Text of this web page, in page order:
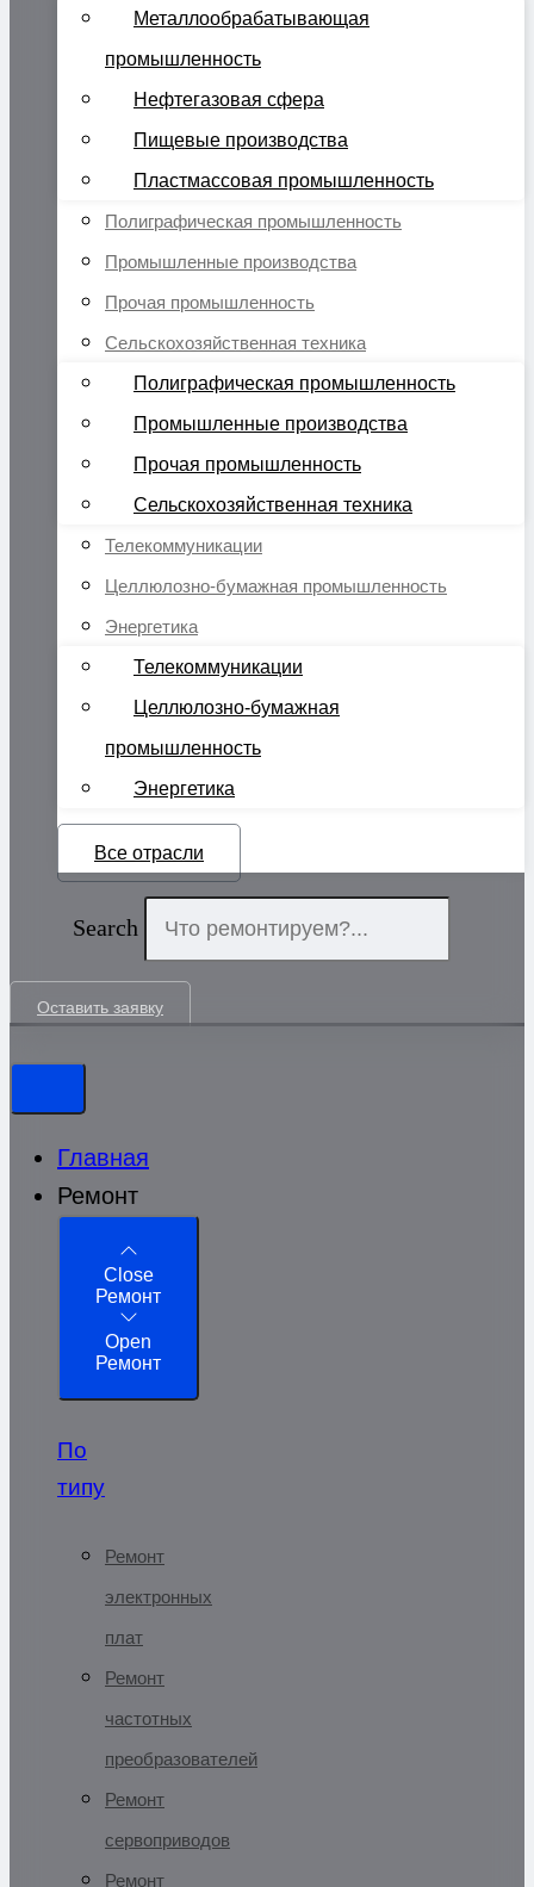
Металлообрабатывающая
промышленность
Нефтегазовая сфера
Пищевые производства
Пластмассовая промышленность
Полиграфическая промышленность
Промышленные производства
Прочая промышленность
Сельскохозяйственная техника
Полиграфическая промышленность
Промышленные производства
Прочая промышленность
Сельскохозяйственная техника
Телекоммуникации
Целлюлозно-бумажная промышленность
Энергетика
Телекоммуникации
Целлюлозно-бумажная
промышленность
Энергетика
Все отрасли
Search
Оставить заявку
Главная
Ремонт
Close
Ремонт
Open
Ремонт
По
типу
Ремонт
электронных
плат
Ремонт
частотных
преобразователей
Ремонт
сервоприводов
Ремонт